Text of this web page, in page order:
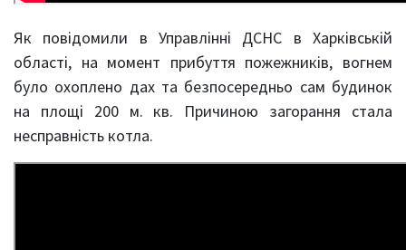
Як повідомили в Управлінні ДСНС в Харківській
області, на момент прибуття пожежників, вогнем
було охоплено дах та безпосередньо сам будинок
на площі 200 м. кв. Причиною загорання стала
несправність котла.